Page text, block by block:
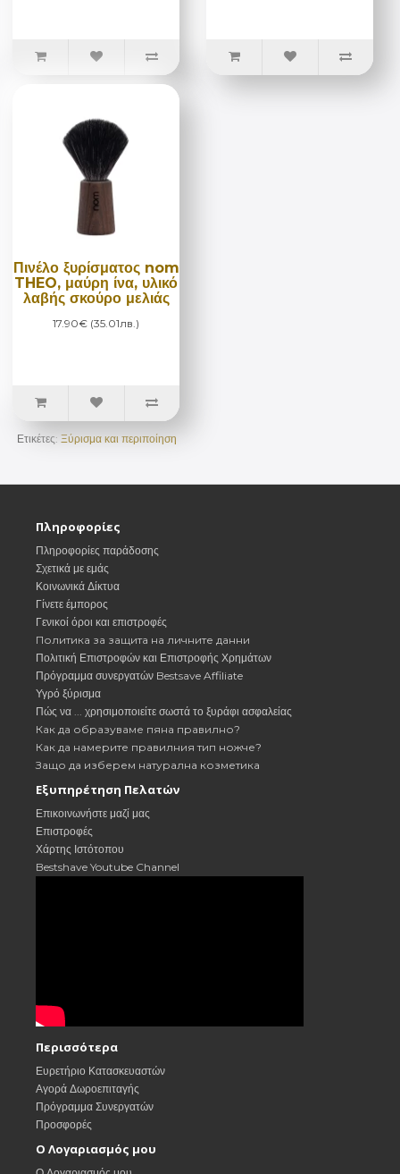
Πινέλο ξυρίσματος nom
THEO, μαύρη ίνα, υλικό
λαβής σκούρο μελιάς
17.90€ (35.01лв.)
Ετικέτες: Ξύρισμα και περιποίηση
Πληροφορίες
Πληροφορίες παράδοσης
Σχετικά με εμάς
Κοινωνικά Δίκτυα
Γίνετε έμπορος
Γενικοί όροι και επιστροφές
Политика за защита на личните данни
Πολιτική Επιστροφών και Επιστροφής Χρημάτων
Πρόγραμμα συνεργατών Bestsave Affiliate
Υγρό ξύρισμα
Πώς να ... χρησιμοποιείτε σωστά το ξυράφι ασφαλείας
Как да образуваме пяна правилно?
Как да намерите правилния тип ножче?
Защо да изберем натурална козметика
Εξυπηρέτηση Πελατών
Επικοινωνήστε μαζί μας
Επιστροφές
Χάρτης Ιστότοπου
Bestshave Youtube Channel
Περισσότερα
Ευρετήριο Κατασκευαστών
Αγορά Δωροεπιταγής
Πρόγραμμα Συνεργατών
Προσφορές
Ο Λογαριασμός μου